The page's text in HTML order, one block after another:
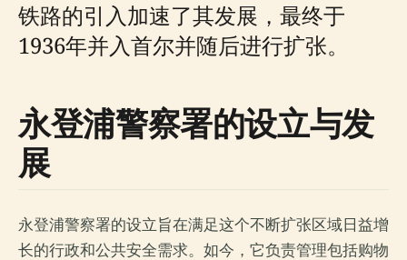
铁路的引入加速了其发展，最终于
1936年并入首尔并随后进行扩张。
永登浦警察署的设立与发
展
永登浦警察署的设立旨在满足这个不断扩张区域日益增
长的行政和公共安全需求。如今，它负责管理包括购物